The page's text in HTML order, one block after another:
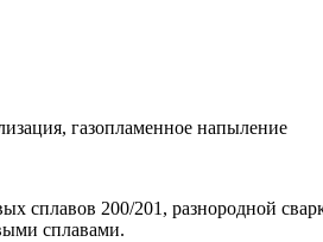
газопламенное напыление
сплавов 200/201, разнородной
сплавами.